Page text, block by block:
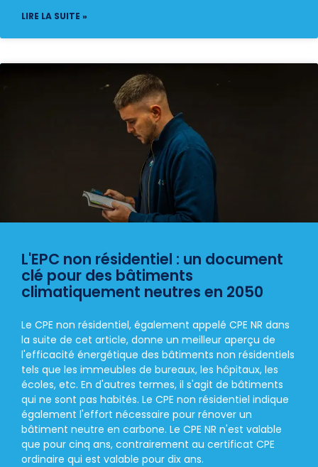
LIRE LA SUITE »
L'EPC non résidentiel : un document
clé pour des bâtiments
climatiquement neutres en 2050
Le CPE non résidentiel, également appelé CPE NR dans
la suite de cet article, donne un meilleur aperçu de
l'efficacité énergétique des bâtiments non résidentiels
tels que les immeubles de bureaux, les hôpitaux, les
écoles, etc. En d'autres termes, il s'agit de bâtiments
qui ne sont pas habités. Le CPE non résidentiel indique
également l'effort nécessaire pour rénover un
bâtiment neutre en carbone. Le CPE NR n'est valable
que pour cinq ans, contrairement au certificat CPE
ordinaire qui est valable pour dix ans.